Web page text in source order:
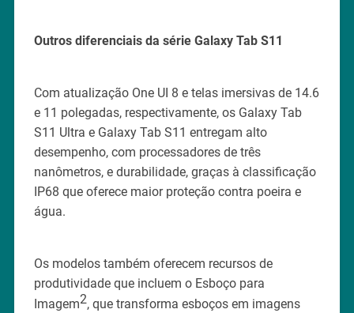
Outros diferenciais da série Galaxy Tab S11
Com atualização One UI 8 e telas imersivas de 14.6
e 11 polegadas, respectivamente, os Galaxy Tab
S11 Ultra e Galaxy Tab S11 entregam alto
desempenho, com processadores de três
nanômetros, e durabilidade, graças à classificação
IP68 que oferece maior proteção contra poeira e
água.
Os modelos também oferecem recursos de
produtividade que incluem o Esboço para
Imagem2, que transforma esboços em imagens